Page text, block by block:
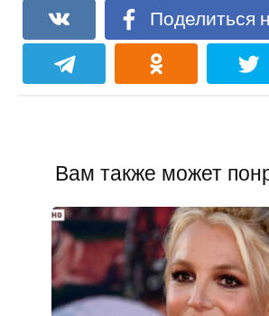
Поделиться
Вам также может